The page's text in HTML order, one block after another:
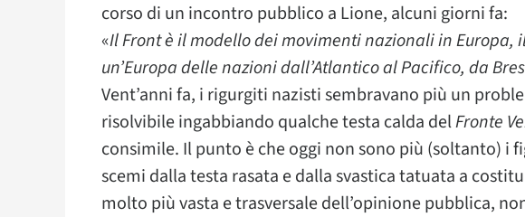
corso di un incontro pubblico a Lione, alcuni giorni fa:
«Il Front è il modello dei movimenti nazionali in Europa,
un’Europa delle nazioni dall’Atlantico al Pacifico, da
Vent’anni fa, i rigurgiti nazisti sembravano più un
risolvibile ingabbiando qualche testa calda delFronte
consimile. Il punto è che oggi non sono più (soltanto) i
scemi dalla testa rasata e dalla svastica tatuata a
molto più vasta e trasversale dell’opinione pubblica,